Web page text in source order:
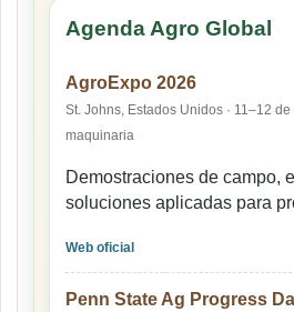
Agenda Agro Global
AgroExpo 2026
St. Johns, Estados Unidos · 11–12
maquinaria
Demostraciones de campo,
soluciones aplicadas para
Web oficial
Penn State Ag Progress